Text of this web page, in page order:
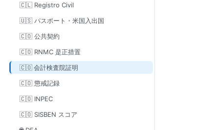
🇨🇱 Registro Civil
🇺🇸 パスポート・米国入出国
🇨🇴 公共契約
🇨🇴 RNMC 是正措置
🇨🇴 会計検査院証明
🇨🇴 懲戒記録
🇨🇴 INPEC
🇨🇴 SISBEN スコア